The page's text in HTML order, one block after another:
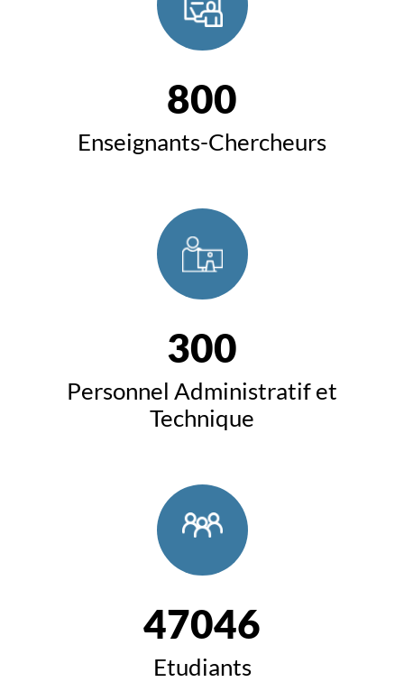
800
Enseignants-Chercheurs
300
Personnel Administratif et
Technique
47046
Etudiants